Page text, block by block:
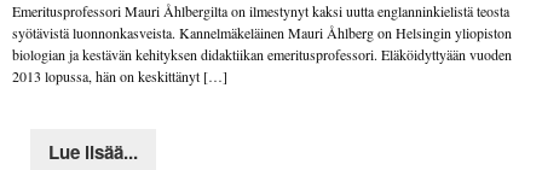
Emeritusprofessori Mauri Åhlbergilta on ilmestynyt kaksi uutta englanninkielistä teosta
syötävistä luonnonkasveista. Kannelmäkeläinen Mauri Åhlberg on Helsingin yliopiston
biologian ja kestävän kehityksen didaktiikan emeritusprofessori. Eläköidyttyään vuoden
2013 lopussa, hän on keskittänyt […]
Lue lisää...